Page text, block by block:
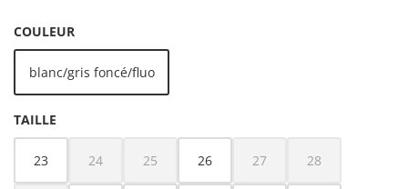
SÉLECTIONNEZ
COULEUR
blanc/gris foncé/fluo
SÉLECTIONNEZ
TAILLE
23 24
(Cette option n'est pas disponible pour le moment.)
25
(Cette option n'est pas disponible pour le moment.)
26 27
(Cette option n'est pas
28
(Cette option